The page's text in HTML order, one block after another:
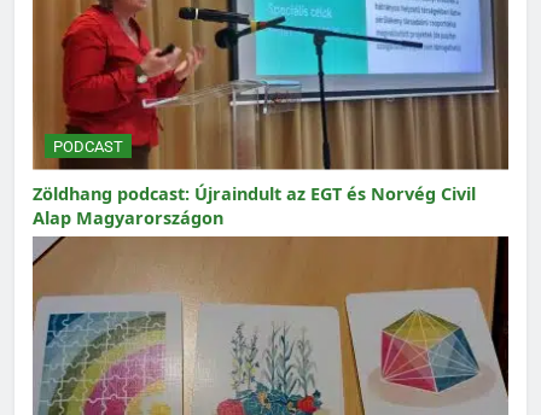
PODCAST
Zöldhang podcast: Újraindult az EGT és Norvég Civil
Alap Magyarországon